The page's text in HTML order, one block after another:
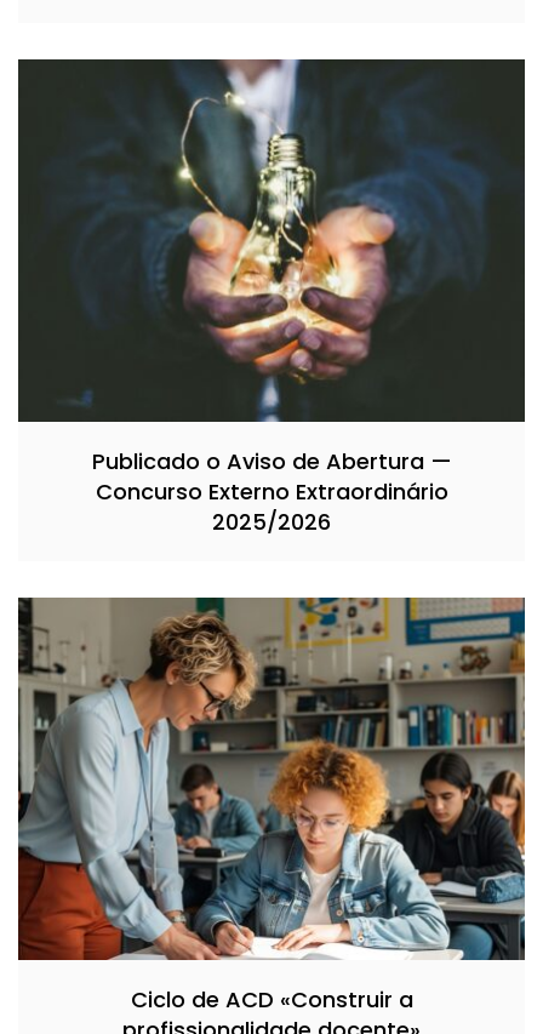
Publicado o Aviso de Abertura —
Concurso Externo Extraordinário
2025/2026
Ciclo de ACD «Construir a